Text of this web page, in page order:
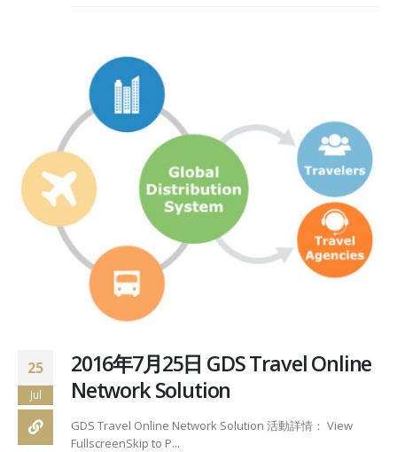
25
Jul
2016年7月25日 GDS Travel Online
Network Solution
GDS Travel Online Network Solution 活動詳情： View
FullscreenSkip to P...